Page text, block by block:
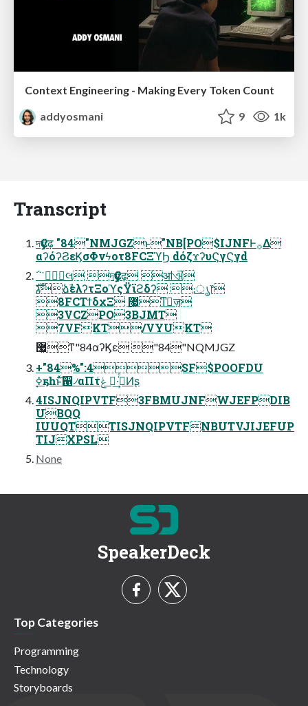
Context Engineering - Making Every Token Count
addyosmani
9 1k
Transcript
দҪӳढ़ "84"NMJGZͱ"NB[PO$IJNFͰ࡞Δ
αʔόʔϨεϏσΦνϟοτ8FCΞϓϦ dόζϫʔυϚγϚγd
΅͘ ໊લ দҪӳढ़ ॴଐ
גࣜձࣾελʔτΞοϓςΫϊϩδʔ ։ൃ෦
8FCΤϯδχΞ ޷͖ͳٕज़
3VCZPO3BJMT
7VFKT/VYUKT
޷͖ͳ"84αʔϏε "84"NQMJGZ
+"84%":4SF$POOFDU
࣮ߦҕһͱͯ͠഑৴αΠτ࡞ͬͯ·͢ ݟͯͶʂ
4ISJNQIPVTF3FBMUJNFWJEFPDIB
UBQQ
IUUQTTISJNQIPVTFNBUTVJIJEFUP
TIJXPSL
None
SpeakerDeck
Top Categories
Programming
Technology
Storyboards